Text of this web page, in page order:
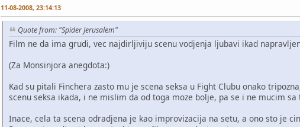
11-08-2008, 23:14:13
Quote from: "Spider Jerusalem"
Film ne da ima grudi, vec najdirljiviju scenu vodjenja ljubavi ikad
(Za Monsinjora anegdota:)
Kad su pitali Finchera zasto mu je scena seksa u Fight Clubu onako
scenu seksa ikada, i ne mislim da od toga moze bolje, pa se i ne mucim
Inace, cela ta scena odradjena je kao improvizacija na setu, a ono sto je